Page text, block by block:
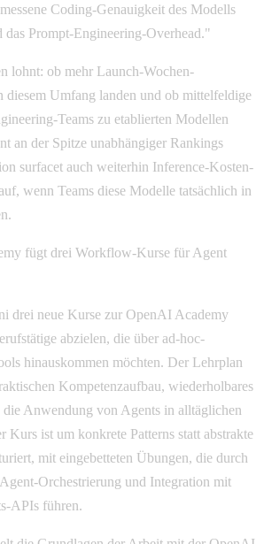
Coding-Genauigkeit des Modells
Prompt-Engineering-Overhead."
lohnt: ob mehr Launch-Wochen-
Umfang landen und ob mittelfeldige
Teams zu etablierten Modellen
an der Spitze unabhängiger Rankings
surfacet auch weiterhin Inference-Kosten-
wenn Teams diese Modelle tatsächlich in
fügt drei Workflow-Kurse für Agent
drei neue Kurse zur OpenAI Academy
abzielen, die über ad-hoc-
hinauskommen möchten. Der Lehrplan
Kompetenzaufbau, wiederholbares
Anwendung von Agents in alltäglichen
Kurs ist um konkrete Patterns statt abstrakte
mit eingebetteten Übungen, die durch
Orchestrierung und Integration mit
APIs führen.